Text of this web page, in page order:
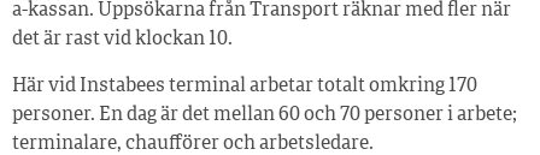
a-kassan. Uppsökarna från Transport räknar med fler när
det är rast vid klockan 10.
Här vid Instabees terminal arbetar totalt omkring 170
personer. En dag är det mellan 60 och 70 personer i arbete;
terminalare, chaufförer och arbetsledare.